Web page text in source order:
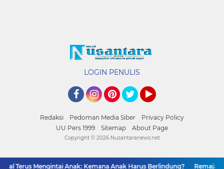
LOGIN PENULIS
Redaksi Pedoman Media Siber
Privacy Policy
UU Pers 1999
Sitemap About Page
Terus Mengintai Anak: Kemana Anak Harus Berlindung? Remaja
Copyright © 2026 Nusantaranews.net